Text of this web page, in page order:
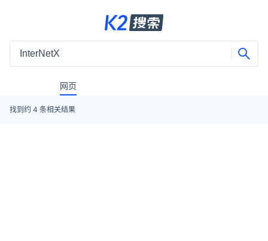
网页
找到约 4 条相关结果